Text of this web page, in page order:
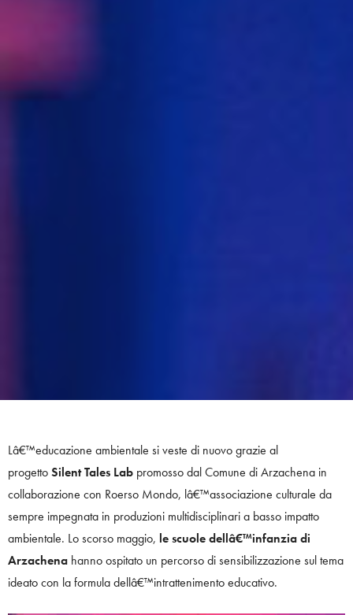
Lâ€™educazione ambientale si veste di nuovo grazie al
progettoSilent Tales Lab promosso dal Comune di Arzachena in
collaborazione con Roerso Mondo, lâ€™associazione culturale da
sempre impegnata in produzioni multidisciplinari a basso impatto
ambientale. Lo scorso maggio, le scuole dellâ€™infanzia di
Arzachena hanno ospitato un percorso di sensibilizzazione sul tema
ideato con la formula dellâ€™intrattenimento educativo.